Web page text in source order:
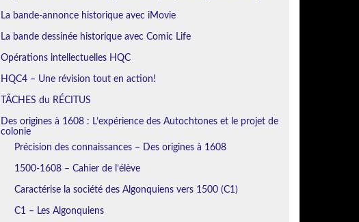
La bande-annonce historique avec iMovie
La bande dessinée historique avec Comic Life
Opérations intellectuelles HQC
HQC4 – Une révision tout en action!
TÂCHES du RÉCITUS
Des origines à 1608 : L’expérience des Autochtones et le projet de
colonie
Précision des connaissances – Des origines à 1608
1500-1608 – Cahier de l’élève
Caractérise la société des Algonquiens vers 1500 (C1)
C1 – Les Algonquiens